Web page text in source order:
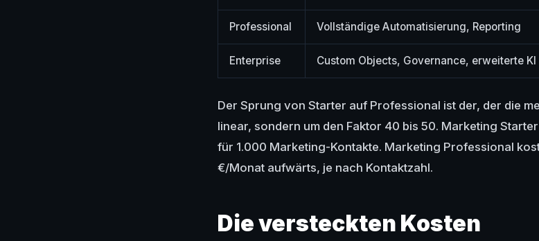
Professional Vollständige Automatisierung, Reporting
Enterprise Custom Objects, Governance, erweiterte KI
Der Sprung von Starter auf Professional ist der, der die
linear, sondern um den Faktor 40 bis 50. Marketing
für 1.000 Marketing-Kontakte. Marketing Professional
€/Monat aufwärts, je nach Kontaktzahl.
Die versteckten Kosten